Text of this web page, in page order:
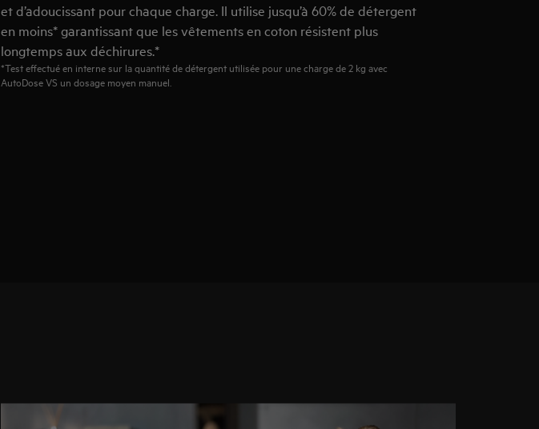
et d’adoucissant pour chaque charge. Il utilise jusqu’à 60% de détergent
en moins* garantissant que les vêtements en coton résistent plus
longtemps aux déchirures.*
*Test effectué en interne sur la quantité de détergent utilisée pour une charge de 2 kg avec
AutoDose VS un dosage moyen manuel.